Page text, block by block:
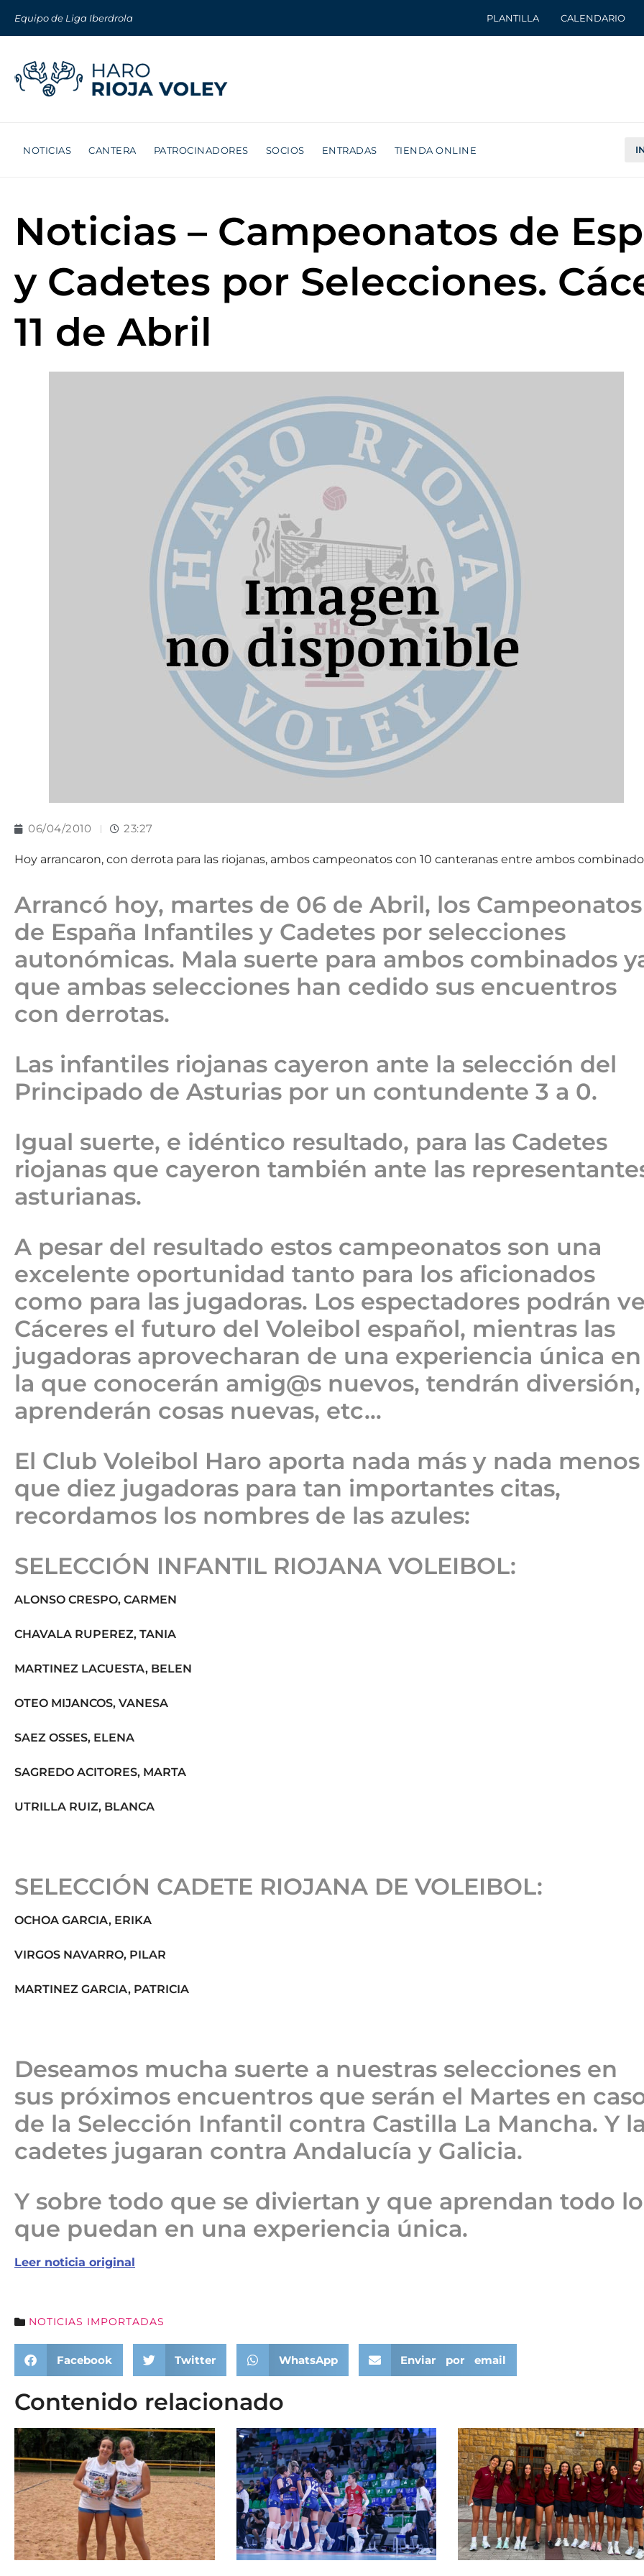
Equipo de Liga Iberdrola PLANTILLA CALENDARIO
NOTICIAS CANTERA PATROCINADORES SOCIOS ENTRADAS TIENDA ONLINE
Noticias – Campeonatos de
y Cadetes por Selecciones.
11 de Abril
06/04/2010 23:27
Hoy arrancaron, con derrota para las riojanas, ambos campeonatos con 10 canteranas entre ambos
Arrancó hoy, martes de 06 de Abril, los Campeonatos
de España Infantiles y Cadetes por selecciones
autonómicas. Mala suerte para ambos combinados
que ambas selecciones han cedido sus encuentros
con derrotas.
Las infantiles riojanas cayeron ante la selección del
Principado de Asturias por un contundente 3 a 0.
Igual suerte, e idéntico resultado, para las Cadetes
riojanas que cayeron también ante las
asturianas.
A pesar del resultado estos campeonatos son una
excelente oportunidad tanto para los aficionados
como para las jugadoras. Los espectadores podrán
Cáceres el futuro del Voleibol español, mientras las
jugadoras aprovecharan de una experiencia única en
la que conocerán amig@s nuevos, tendrán diversión,
aprenderán cosas nuevas, etc…
El Club Voleibol Haro aporta nada más y nada menos
que diez jugadoras para tan importantes citas,
recordamos los nombres de las azules:
SELECCIÓN INFANTIL RIOJANA VOLEIBOL:
ALONSO CRESPO, CARMEN
CHAVALA RUPEREZ, TANIA
MARTINEZ LACUESTA, BELEN
OTEO MIJANCOS, VANESA
SAEZ OSSES, ELENA
SAGREDO ACITORES, MARTA
UTRILLA RUIZ, BLANCA
SELECCIÓN CADETE RIOJANA DE VOLEIBOL:
OCHOA GARCIA, ERIKA
VIRGOS NAVARRO, PILAR
MARTINEZ GARCIA, PATRICIA
Deseamos mucha suerte a nuestras selecciones en
sus próximos encuentros que serán el Martes en
de la Selección Infantil contra Castilla La Mancha. Y
cadetes jugaran contra Andalucía y Galicia.
Y sobre todo que se diviertan y que aprendan todo lo
que puedan en una experiencia única.
Leer noticia original
NOTICIAS IMPORTADAS
Facebook Twitter WhatsApp Enviar por email
Contenido relacionado